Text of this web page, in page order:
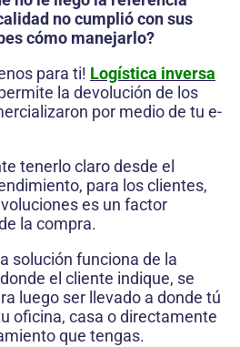
no cumplió con sus
cómo manejarlo?
para ti! Logística inversa
la devolución de los
por medio de tu e-
tenerlo claro desde el
para los clientes,
es un factor
la compra.
solución funciona de la
el cliente indique, se
luego ser llevado a donde tú
oficina, casa o directamente
que tengas.